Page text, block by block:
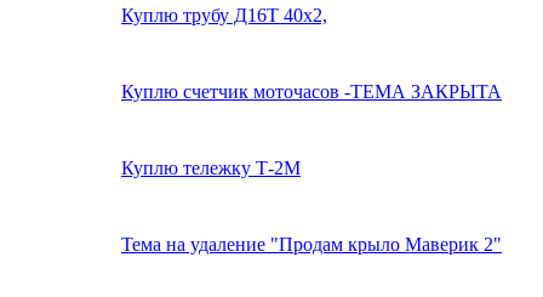
Куплю трубу Д16Т 40х2,
Куплю счетчик моточасов -ТЕМА ЗАКРЫТА
Куплю тележку Т-2М
Тема на удаление "Продам крыло Маверик 2"